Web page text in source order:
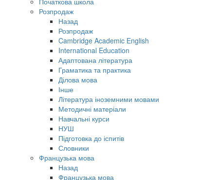
Розпродаж
Назад
Розпродаж
Cambridge Academic English
International Education
Адаптована література
Граматика та практика
Ділова мова
Інше
Література іноземними мовами
Методичні матеріали
Навчальні курси
НУШ
Підготовка до іспитів
Словники
Французька мова
Назад
Французька мова